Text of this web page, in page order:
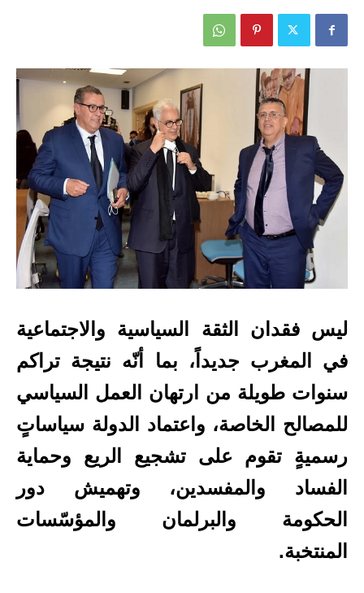
ليس فقدان الثقة السياسية والاجتماعية
في المغرب جديداً، بما أنّه نتيجة تراكم
سنوات طويلة من ارتهان العمل السياسي
للمصالح الخاصة، واعتماد الدولة سياساتٍ
رسميةٍ تقوم على تشجيع الريع وحماية
الفساد والمفسدين، وتهميش دور
الحكومة والبرلمان والمؤسّسات
المنتخبة.